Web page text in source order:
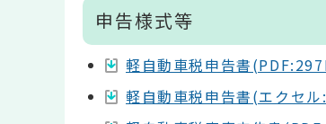
申告様式等
軽自動車税申告書
軽自動車税申告書(エクセ